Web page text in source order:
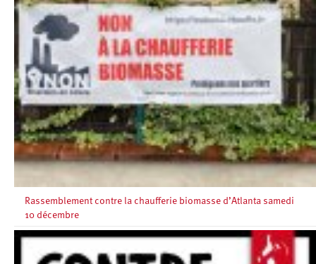
Rassemblement contre la chaufferie biomasse d’Atlanta samedi
10 décembre